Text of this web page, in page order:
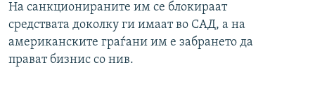
На санкционираните им се блокираат
средствата доколку ги имаат во САД, а на
американските граѓани им е забрането да
прават бизнис со нив.